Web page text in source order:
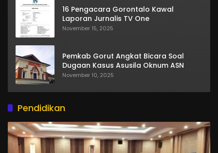
16 Pengacara Gorontalo Kawal
Laporan Jurnalis TV One
November 15, 2025
Pemkab Gorut Angkat Bicara Soal
Dugaan Kasus Asusila Oknum ASN
November 10, 2025
Pendidikan